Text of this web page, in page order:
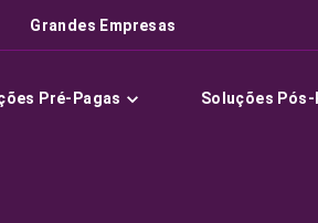
Grandes Empresas
Pré-Pagas Soluções Pós-